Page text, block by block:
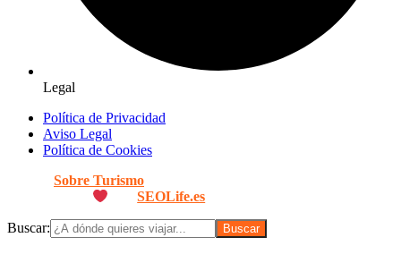
Legal
Política de Privacidad
Aviso Legal
Política de Cookies
Sobre Turismo
porSEOLife.es
Buscar: